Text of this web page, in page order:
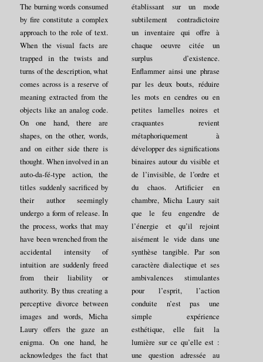
The burning words consumed
by fire constitute a complex
approach to the role of text.
When the visual facts are
trapped in the twists and
turns of the description, what
comes across is a reserve of
meaning extracted from the
objects like an analog code.
On one hand, there are
shapes, on the other, words,
and on either side there is
thought. When involved in an
auto-da-fé-type action, the
titles suddenly sacrificed by
their author seemingly
undergo a form of release. In
the process, works that may
have been wrenched from the
accidental intensity of
intuition are suddenly freed
from their liability or
authority. By thus creating a
perceptive divorce between
images and words, Micha
Laury offers the gaze an
enigma. On one hand, he
acknowledges the fact that
établissant sur un mode
subtilement contradictoire
un inventaire qui offre à
chaque oeuvre citée un
surplus d’existence.
Enflammer ainsi une phrase
par les deux bouts, réduire
les mots en cendres ou en
petites lamelles noires et
craquantes revient
métaphoriquement à
développer des significations
binaires autour du visible et
de l’invisible, de l’ordre et
du chaos. Artificier en
chambre, Micha Laury sait
que le feu engendre de
l’énergie et qu’il rejoint
aisément le vide dans une
synthèse tangible. Par son
caractère dialectique et ses
ambivalences stimulantes
pour l’esprit, l’action
conduite n’est pas une
simple expérience
esthétique, elle fait la
lumière sur ce qu’elle est :
une question adressée au